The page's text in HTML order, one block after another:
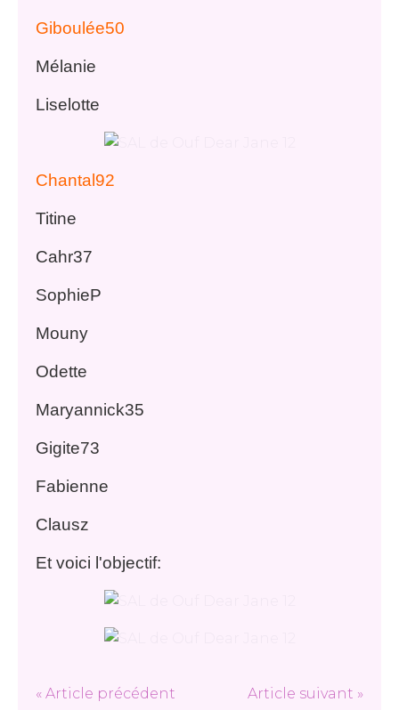
Giboulée50
Mélanie
Liselotte
Chantal92
Titine
Cahr37
SophieP
Mouny
Odette
Maryannick35
Gigite73
Fabienne
Clausz
Et voici l'objectif:
« Article précédent Article suivant »